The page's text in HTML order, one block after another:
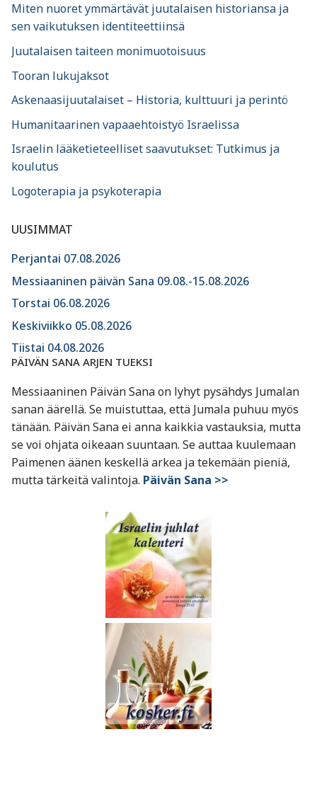
Miten nuoret ymmärtävät juutalaisen historiansa ja
sen vaikutuksen identiteettiinsä
Juutalaisen taiteen monimuotoisuus
Tooran lukujaksot
Askenaasijuutalaiset – Historia, kulttuuri ja perintö
Humanitaarinen vapaaehtoistyö Israelissa
Israelin lääketieteelliset saavutukset: Tutkimus ja
koulutus
Logoterapia ja psykoterapia
UUSIMMAT
Perjantai 07.08.2026
Messiaaninen päivän Sana 09.08.-15.08.2026
Torstai 06.08.2026
Keskiviikko 05.08.2026
Tiistai 04.08.2026
PÄIVÄN SANA ARJEN TUEKSI
Messiaaninen Päivän Sana on lyhyt pysähdys Jumalan
sanan äärellä. Se muistuttaa, että Jumala puhuu myös
tänään. Päivän Sana ei anna kaikkia vastauksia, mutta
se voi ohjata oikeaan suuntaan. Se auttaa kuulemaan
Paimenen äänen keskellä arkea ja tekemään pieniä,
mutta tärkeitä valintoja. Päivän Sana >>